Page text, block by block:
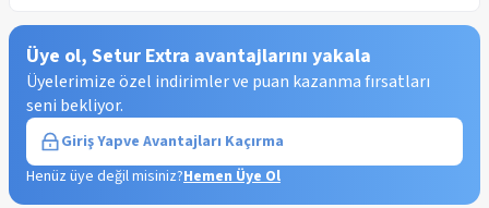
Üye ol, Setur Extra avantajlarını yakala
Üyelerimize özel indirimler ve puan kazanma fırsatları
seni bekliyor.
Giriş Yapve Avantajları Kaçırma
Henüz üye değil misiniz?Hemen Üye Ol